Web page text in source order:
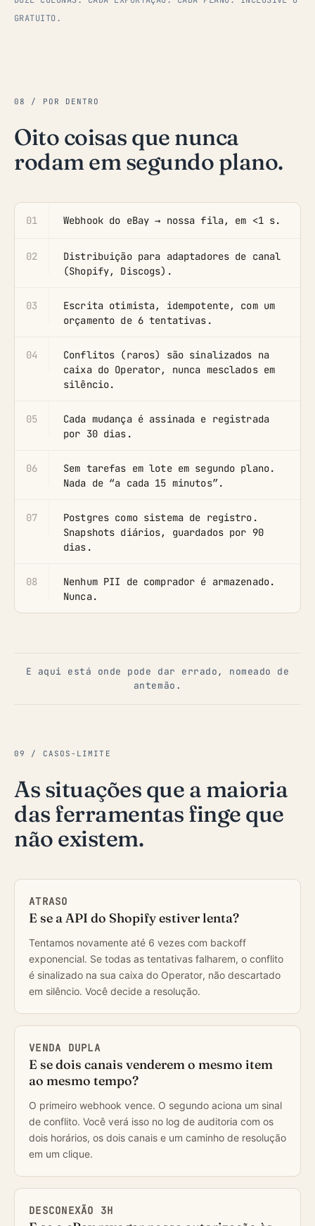
GRATUITO.
08 / POR DENTRO
Oito coisas que nunca
rodam em segundo plano.
01 Webhook do eBay → nossa fila, em <1 s.
02
Distribuição para adaptadores de canal
(Shopify, Discogs).
03
Escrita otimista, idempotente, com um
orçamento de 6 tentativas.
04
Conflitos (raros) são sinalizados na
caixa do Operator, nunca mesclados em
silêncio.
05
Cada mudança é assinada e registrada
por 30 dias.
06
Sem tarefas em lote em segundo plano.
Nada de “a cada 15 minutos”.
07
Postgres como sistema de registro.
Snapshots diários, guardados por 90
dias.
08
Nenhum PII de comprador é armazenado.
Nunca.
E aqui está onde pode dar errado, nomeado de
antemão.
09 / CASOS-LIMITE
As situações que a maioria
das ferramentas finge que
não existem.
ATRASO
E se a API do Shopify estiver lenta?
Tentamos novamente até 6 vezes com backoff
exponencial. Se todas as tentativas falharem, o conflito
é sinalizado na sua caixa do Operator, não descartado
em silêncio. Você decide a resolução.
VENDA DUPLA
E se dois canais venderem o mesmo item
ao mesmo tempo?
O primeiro webhook vence. O segundo aciona um sinal
de conflito. Você verá isso no log de auditoria com os
dois horários, os dois canais e um caminho de resolução
em um clique.
DESCONEXÃO 3H